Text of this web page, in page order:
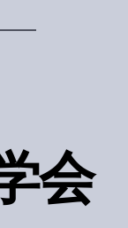
会